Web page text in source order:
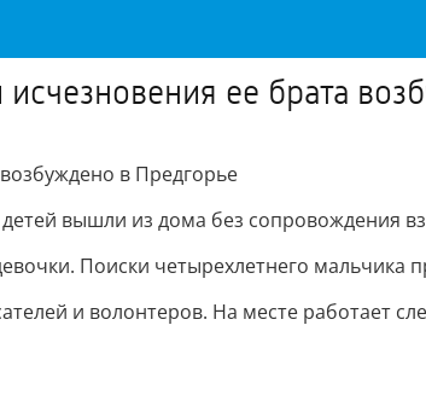
ее брата
в Предгорье
вышли из дома без сопровождения
Поиски четырехлетнего мальчика
и волонтеров. На месте работает